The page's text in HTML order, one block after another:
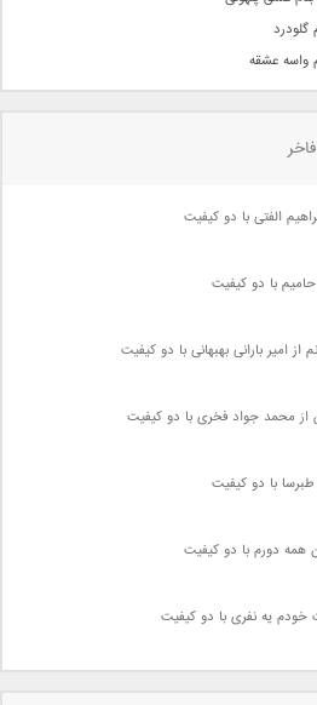
گلودرد
واسه عشقه
الفتی با دو کیفیت
با دو کیفیت
از امیر بارانی بهبهانی با دو کیفیت
از محمد جواد فخری با دو کیفیت
با دو کیفیت
همه دورم با دو کیفیت
خودم یه نفری با دو کیفیت